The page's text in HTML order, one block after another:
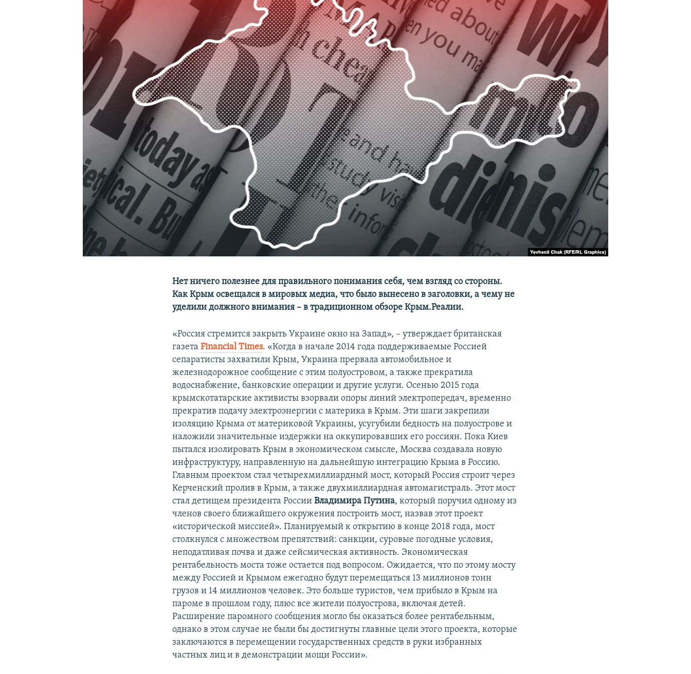
УКРАИНСКАЯ ПРОБЛЕМА КРЫМА
Нет ничего полезнее для правильного понимания себя, чем взгляд со стороны.
Как Крым освещался в мировых медиа, что было вынесено в заголовки, а чему не
уделили должного внимания – в традиционном обзоре Крым.Реалии.
«Россия стремится закрыть Украине окно на Запад», – утверждает британская
газетаFinancial Times. «Когда в начале 2014 года поддерживаемые Россией
сепаратисты захватили Крым, Украина прервала автомобильное и
железнодорожное сообщение с этим полуостровом, а также прекратила
водоснабжение, банковские операции и другие услуги. Осенью 2015 года
крымскотатарские активисты взорвали опоры линий электропередач, временно
прекратив подачу электроэнергии с материка в Крым. Эти шаги закрепили
изоляцию Крыма от материковой Украины, усугубили бедность на полуострове и
наложили значительные издержки на оккупировавших его россиян. Пока Киев
пытался изолировать Крым в экономическом смысле, Москва создавала новую
инфраструктуру, направленную на дальнейшую интеграцию Крыма в Россию.
Главным проектом стал четырехмиллиардный мост, который Россия строит через
Керченский пролив в Крым, а также двухмиллиардная автомагистраль. Этот мост
стал детищем президента РоссииВладимира Путина, который поручил одному из
членов своего ближайшего окружения построить мост, назвав этот проект
«исторической миссией». Планируемый к открытию в конце 2018 года, мост
столкнулся с множеством препятствий: санкции, суровые погодные условия,
неподатливая почва и даже сейсмическая активность. Экономическая
рентабельность моста тоже остается под вопросом. Ожидается, что по этому мосту
между Россией и Крымом ежегодно будут перемещаться 13 миллионов тонн
грузов и 14 миллионов человек. Это больше туристов, чем прибыло в Крым на
пароме в прошлом году, плюс все жители полуострова, включая детей.
Расширение паромного сообщения могло бы оказаться более рентабельным,
однако в этом случае не были бы достигнуты главные цели этого проекта, которые
заключаются в перемещении государственных средств в руки избранных
частных лиц и в демонстрации мощи России».